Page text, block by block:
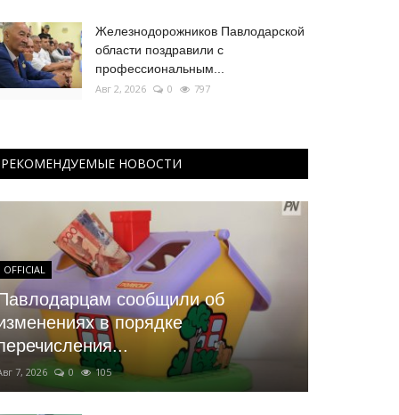
Железнодорожников Павлодарской
области поздравили с
профессиональным...
Авг 2, 2026 0 797
РЕКОМЕНДУЕМЫЕ НОВОСТИ
OFFICIAL
сообщили об
в порядке
7, 2026 0 105